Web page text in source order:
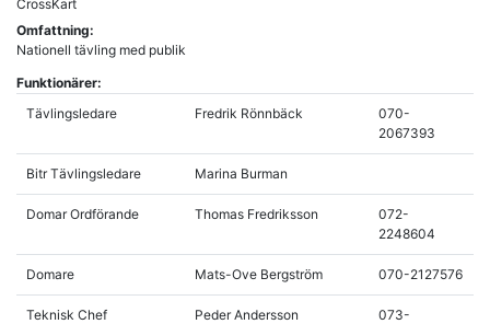
CrossKart
Omfattning:
Nationell tävling med publik
Funktionärer:
Tävlingsledare
Fredrik Rönnbäck
070-
2067393
Bitr Tävlingsledare Marina Burman
Domar Ordförande Thomas Fredriksson
072-
2248604
Domare Mats-Ove Bergström 070-2127576
Teknisk Chef Peder Andersson
073-